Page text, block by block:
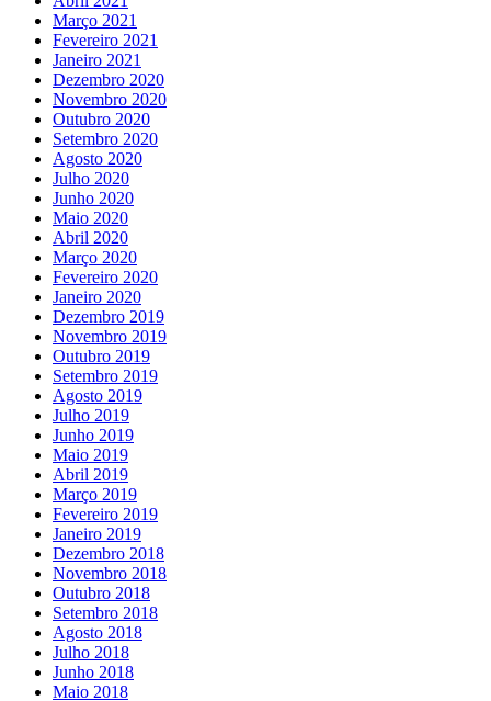
Março 2021
Fevereiro 2021
Janeiro 2021
Dezembro 2020
Novembro 2020
Outubro 2020
Setembro 2020
Agosto 2020
Julho 2020
Junho 2020
Maio 2020
Abril 2020
Março 2020
Fevereiro 2020
Janeiro 2020
Dezembro 2019
Novembro 2019
Outubro 2019
Setembro 2019
Agosto 2019
Julho 2019
Junho 2019
Maio 2019
Abril 2019
Março 2019
Fevereiro 2019
Janeiro 2019
Dezembro 2018
Novembro 2018
Outubro 2018
Setembro 2018
Agosto 2018
Julho 2018
Junho 2018
Maio 2018